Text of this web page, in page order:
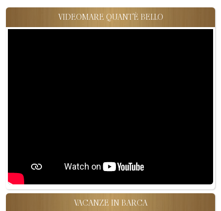
VIDEOMARE QUANT'È BELLO
VACANZE IN BARCA